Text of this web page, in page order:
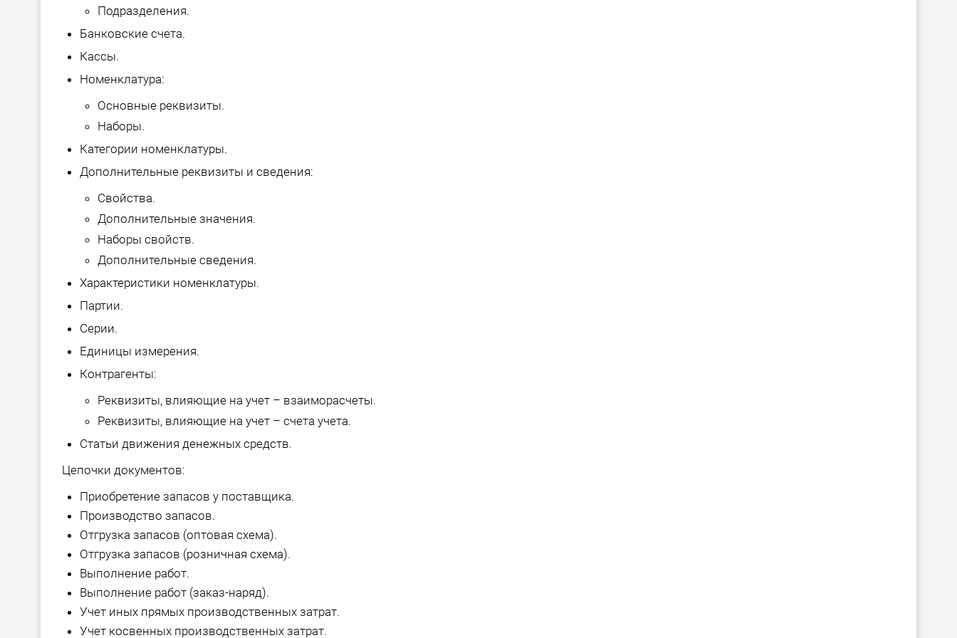
Подразделения.
Банковские счета.
Кассы.
Номенклатура:
Основные реквизиты.
Наборы.
Категории номенклатуры.
Дополнительные реквизиты и сведения:
Свойства.
Дополнительные значения.
Наборы свойств.
Дополнительные сведения.
Характеристики номенклатуры.
Партии.
Серии.
Единицы измерения.
Контрагенты:
Реквизиты, влияющие на учет – взаиморасчеты.
Реквизиты, влияющие на учет – счета учета.
Статьи движения денежных средств.
Цепочки документов:
Приобретение запасов у поставщика.
Производство запасов.
Отгрузка запасов (оптовая схема).
Отгрузка запасов (розничная схема).
Выполнение работ.
Выполнение работ (заказ-наряд).
Учет иных прямых производственных затрат.
Учет косвенных производственных затрат.